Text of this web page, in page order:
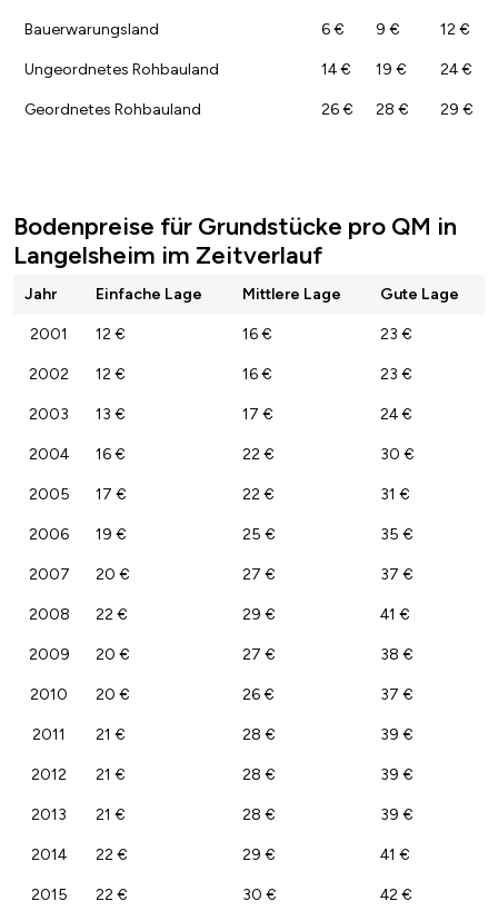
Bauerwarungsland 6 € 9 € 12 €
Ungeordnetes Rohbauland 14 € 19 € 24 €
Geordnetes Rohbauland 26 € 28 € 29 €
Bodenpreise für Grundstücke pro QM in
Langelsheim im Zeitverlauf
Jahr Einfache Lage Mittlere Lage Gute Lage
2001 12 € 16 € 23 €
2002 12 € 16 € 23 €
2003 13 € 17 € 24 €
2004 16 € 22 € 30 €
2005 17 € 22 € 31 €
2006 19 € 25 € 35 €
2007 20 € 27 € 37 €
2008 22 € 29 € 41 €
2009 20 € 27 € 38 €
2010 20 € 26 € 37 €
2011 21 € 28 € 39 €
2012 21 € 28 € 39 €
2013 21 € 28 € 39 €
2014 22 € 29 € 41 €
2015 22 € 30 € 42 €